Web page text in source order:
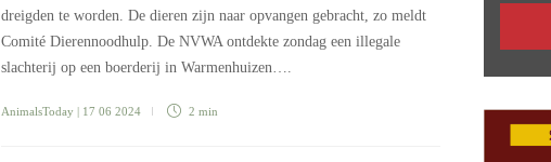
dreigden te worden. De dieren zijn naar opvangen gebracht, zo meldt
Comité Dierennoodhulp. De NVWA ontdekte zondag een illegale
slachterij op een boerderij in Warmenhuizen….
AnimalsToday | 17 06 2024 2 min